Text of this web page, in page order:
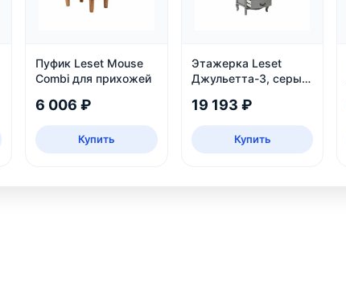
Пуфик Leset Mouse
Combi для прихожей
6 006 ₽
Купить
Этажерка Leset
Джульетта-3, серый
19 193 ₽
Купить